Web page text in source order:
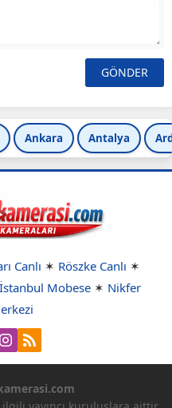
Ankara Antalya
Canlı ✶ Röszke Canlı ✶
İstanbul Mobese ✶ Nikfer